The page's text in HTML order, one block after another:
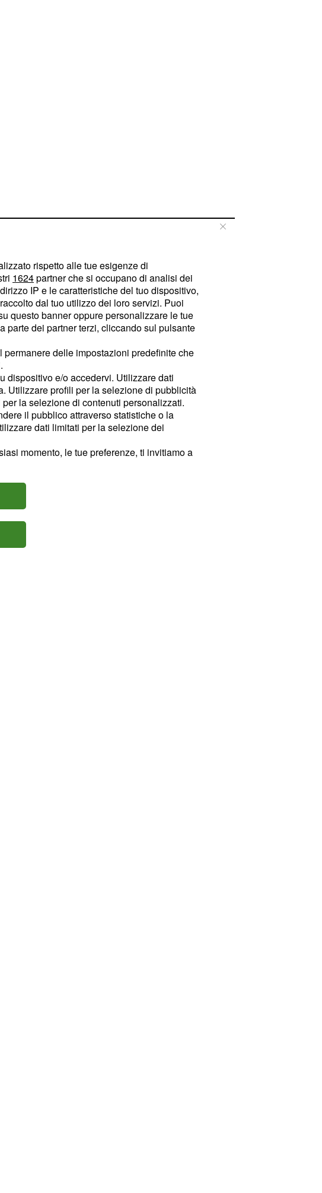
rispetto alle tue esigenze di
1624partner che si occupano di analisi dei
IP e le caratteristiche del tuo dispositivo,
dal tuo utilizzo dei loro servizi. Puoi
questo banner oppure personalizzare le tue
parte dei partner terzi, cliccando sul pulsante
permanere delle impostazioni predefinite che
dispositivo e/o accedervi. Utilizzare dati
Utilizzare profili per la selezione di pubblicità
la selezione di contenuti personalizzati.
il pubblico attraverso statistiche o la
dati limitati per la selezione dei
momento, le tue preferenze, ti invitiamo a